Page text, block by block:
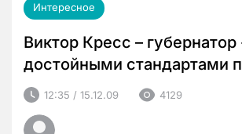
Интересное
Виктор Кресс – губернатор
достойными стандартами
12:35 / 15.12.09 4129